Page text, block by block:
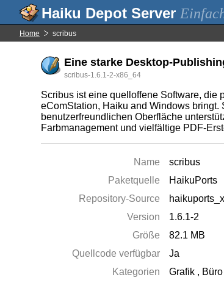
Home scribus
Eine starke Desktop-
scribus-1.6.1-2-x86_64
Scribus ist eine quelloffene Software, die
eComStation, Haiku and Windows
benutzerfreundlichen Oberfläche
Farbmanagement und vielfältige PDF-
Name
scribus
Paketquelle
HaikuPorts
Repository-Source
Version
1.6.1-2
Größe
82.1 MB
Quellcode verfügbar
Ja
Kategorien
Grafik , Büro